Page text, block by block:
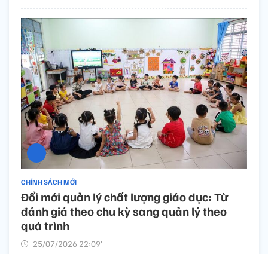
CHÍNH SÁCH MỚI
Đổi mới quản lý chất lượng giáo dục: Từ
đánh giá theo chu kỳ sang quản lý theo
quá trình
25/07/2026 22:09’